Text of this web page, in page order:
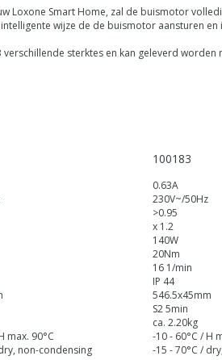
Loxone Smart Home, zal de buismotor
wijze de de buismotor aansturen
verschillende sterktes en kan geleverd
100183
0.63A
230V~/50Hz
>0.95
x 1.2
140W
20Nm
16 1/min
IP 44
546.5x45mm
S2 5min
ca. 2.20kg
max. 90°C -10 - 60°C / H
/ dry, non-condensing -15 -